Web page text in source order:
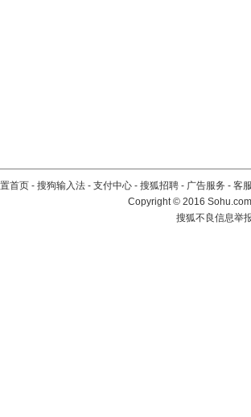
首页 - 搜狗输入法 - 支付中心 - 搜狐招聘 - 广告服务 - 客
Copyright©2016
搜狐不良信息举